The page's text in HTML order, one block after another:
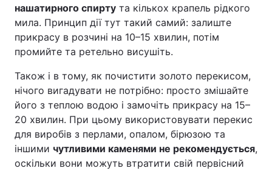
нашатирного спирту та кількох крапель рідкого
мила. Принцип дії тут такий самий: залиште
прикрасу в розчині на 10–15 хвилин, потім
промийте та ретельно висушіть.
Також і в тому, як почистити золото перекисом,
нічого вигадувати не потрібно: просто змішайте
його з теплою водою і замочіть прикрасу на 15–
20 хвилин. При цьому використовувати перекис
для виробів з перлами, опалом, бірюзою та
іншими чутливими каменями не рекомендується,
оскільки вони можуть втратити свій первісний